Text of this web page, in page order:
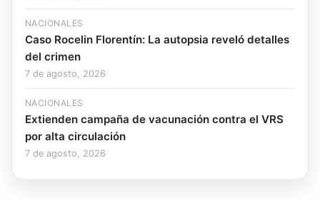
NACIONALES
Caso Rocelin Florentín: La autopsia reveló detalles
del crimen
7 de agosto, 2026
NACIONALES
Extienden campaña de vacunación contra el VRS
por alta circulación
7 de agosto, 2026